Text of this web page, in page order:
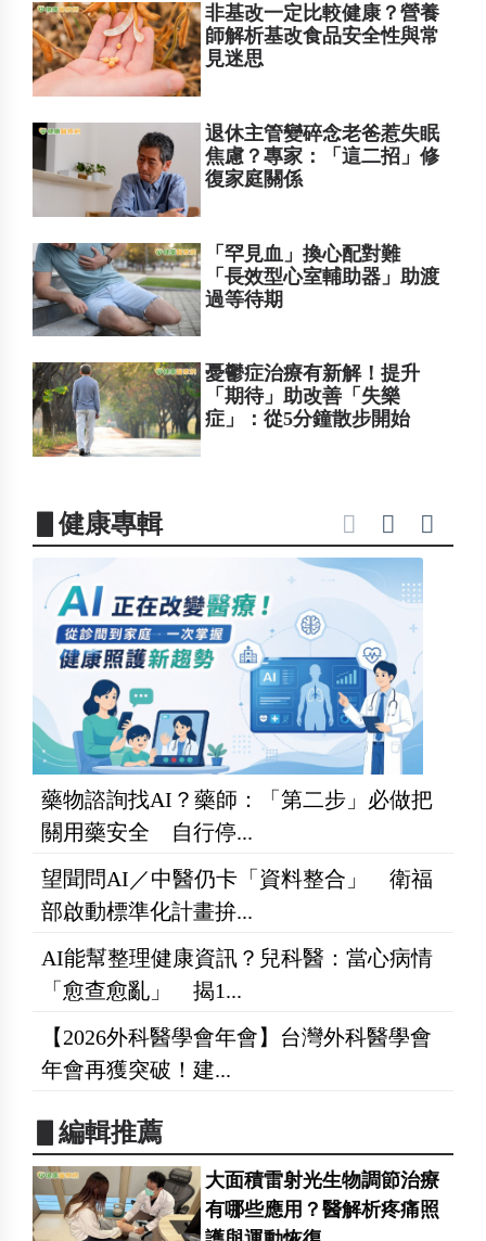
非基改一定比較健康？營養
師解析基改食品安全性與常
見迷思
退休主管變碎念老爸惹失眠
焦慮？專家：「這二招」修
復家庭關係
「罕見血」換心配對難
「長效型心室輔助器」助渡
過等待期
憂鬱症治療有新解！提升
「期待」助改善「失樂
症」：從5分鐘散步開始
▋健康專輯
藥物諮詢找AI？藥師：「第二步」必做把
關用藥安全 自行停...
望聞問AI／中醫仍卡「資料整合」 衛福
部啟動標準化計畫拚...
AI能幫整理健康資訊？兒科醫：當心病情
「愈查愈亂」 揭1...
【2026外科醫學會年會】台灣外科醫學會
年會再獲突破！建...
▋編輯推薦
大面積雷射光生物調節治療
有哪些應用？醫解析疼痛照